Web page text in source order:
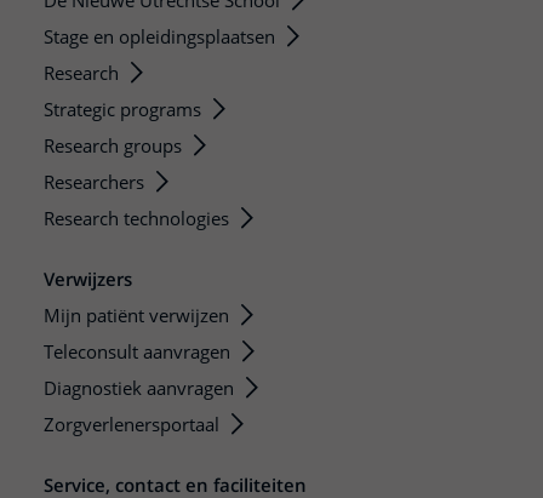
Stage en opleidingsplaatsen
Research
Strategic programs
Research groups
Researchers
Research technologies
Verwijzers
Mijn patiënt verwijzen
Teleconsult aanvragen
Diagnostiek aanvragen
Zorgverlenersportaal
Service, contact en faciliteiten